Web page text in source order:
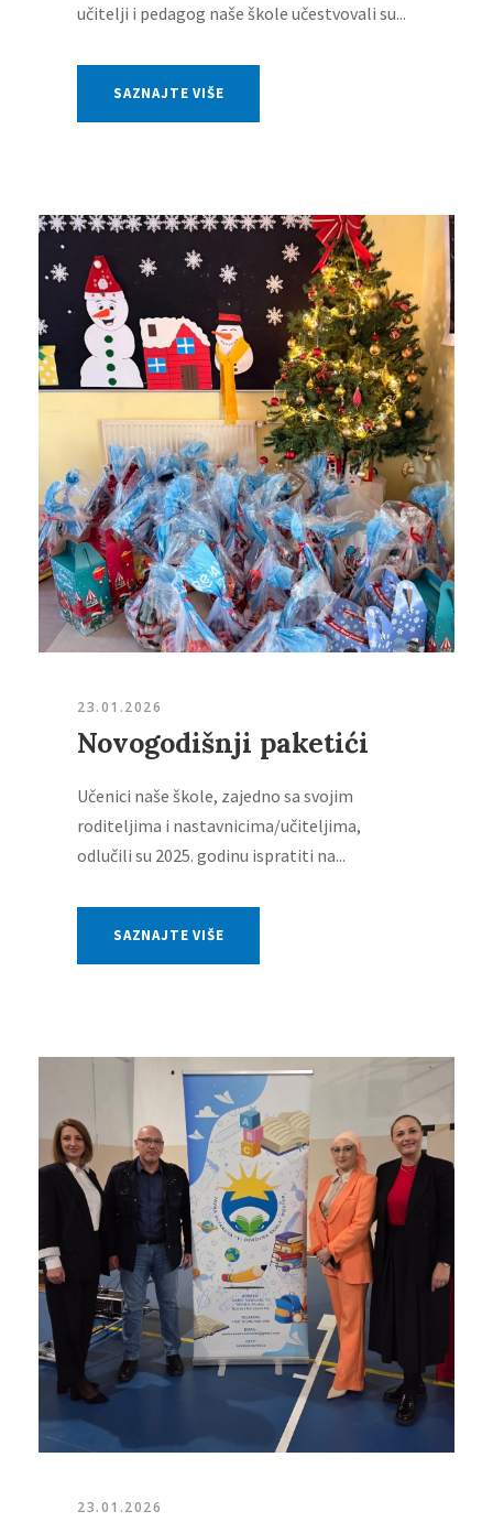
učitelji i pedagog naše škole učestvovali su...
SAZNAJTE VIŠE
23.01.2026
Novogodišnji paketići
Učenici naše škole, zajedno sa svojim
roditeljima i nastavnicima/učiteljima,
odlučili su 2025. godinu ispratiti na...
SAZNAJTE VIŠE
23.01.2026